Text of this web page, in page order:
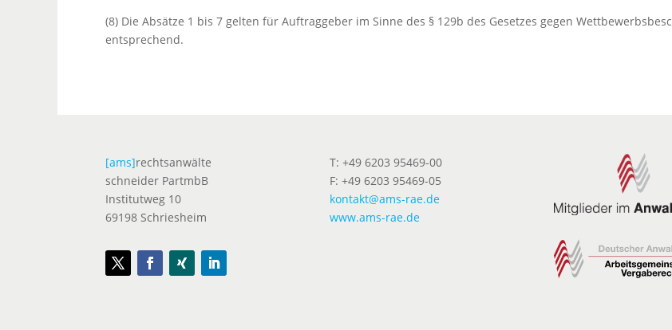
(8) Die Absätze 1 bis 7 gelten für Auftraggeber im Sinne des § 129b des Gesetzes gegen
entsprechend.
[ams]rechtsanwälte
schneider PartmbB
Institutweg 10
69198 Schriesheim
T: +49 6203 95469-00
F: +49 6203 95469-05
kontakt@ams-rae.de
www.ams-rae.de